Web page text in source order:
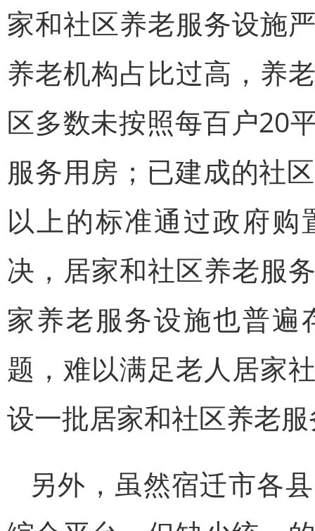
家和社区养老服务设施
养老机构占比过高，养
区多数未按照每百户20
服务用房；已建成的社
以上的标准通过政府
决，居家和社区养老服
家养老服务设施也普
题，难以满足老人居家
设一批居家和社区养老
另外，虽然宿迁市各